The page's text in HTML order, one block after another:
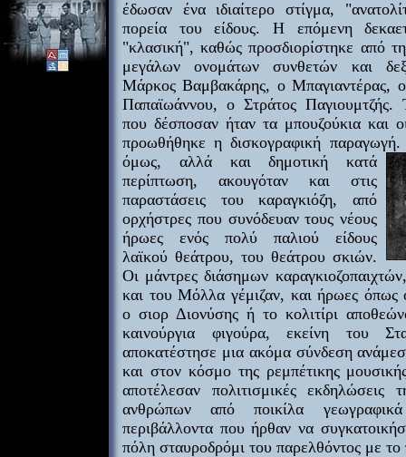
έδωσαν ένα ιδιαίτερο στίγμα,
πορεία του είδους. Η επόμενη
"κλασική", καθώς προσδιορίστηκε από
μεγάλων ονομάτων συνθετών και
Μάρκος Βαμβακάρης, ο Μπαγιαντέρας,
Παπαϊωάννου, ο Στράτος Παγιουμτζής.
που δέσποσαν ήταν τα μπουζούκια και
προωθήθηκε η δισκογραφική παραγωγή.
όμως, αλλά και δημοτική κατά
περίπτωση, ακουγόταν και στις
παραστάσεις του καραγκιόζη, από
ορχήστρες που συνόδευαν τους νέους
ήρωες ενός πολύ παλιού είδους
λαϊκού θεάτρου, του θεάτρου σκιών.
Οι μάντρες διάσημων
και του Μόλλα γέμιζαν, και ήρωες όπως
ο σιορ Διονύσης ή το κολιτίρι
καινούργια φιγούρα, εκείνη του
αποκατέστησε μια ακόμα σύνδεση
και στον κόσμο της ρεμπέτικης
αποτέλεσαν πολιτισμικές εκδηλώσεις
ανθρώπων από ποικίλα γεωγραφικά
περιβάλλοντα που ήρθαν να
πόλη σταυροδρόμι του παρελθόντος με